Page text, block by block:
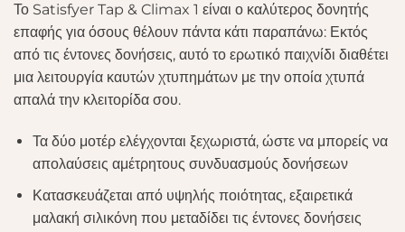
Το Satisfyer Tap & Climax 1 είναι ο καλύτερος δονητής
επαφής για όσους θέλουν πάντα κάτι παραπάνω: Εκτός
από τις έντονες δονήσεις, αυτό το ερωτικό παιχνίδι διαθέτει
μια λειτουργία καυτών χτυπημάτων με την οποία χτυπά
απαλά την κλειτορίδα σου.
Τα δύο μοτέρ ελέγχονται ξεχωριστά, ώστε να μπορείς να
απολαύσεις αμέτρητους συνδυασμούς δονήσεων
Κατασκευάζεται από υψηλής ποιότητας, εξαιρετικά
μαλακή σιλικόνη που μεταδίδει τις έντονες δονήσεις